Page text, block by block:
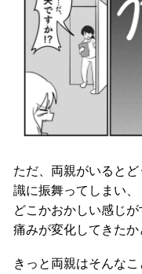
ただ、両親がいると
識に振舞ってしまい、
どこかおかしい感じが
痛みが変化してきた
きっと両親はそんなこ